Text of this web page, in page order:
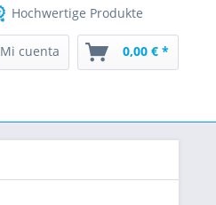
Hochwertige Produkte
Mi cuenta 0,00 € *